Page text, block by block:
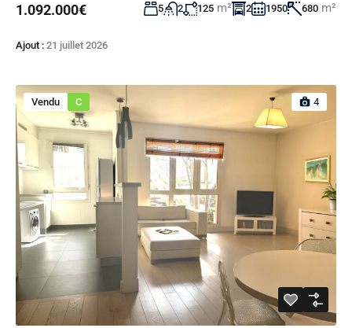
1.092.000€ 5 2 125 m² 2 1950 680 m²
Ajout : 21 juillet 2026
Vendu C 4